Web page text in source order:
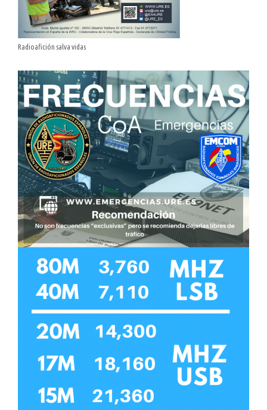
Radioafición salva vidas